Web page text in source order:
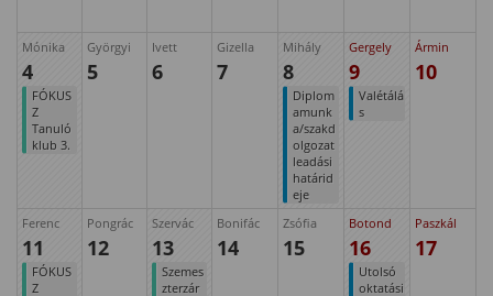
Mónika
4
FÓKUS
Z
Tanuló
klub 3.
Györgyi
5
Ivett
6
Gizella
7
Mihály
8
Diplom
amunk
a/szakd
olgozat
leadási
határid
eje
Gergely
9
Valétálá
s
Ármin
10
Ferenc
11
FÓKUS
Z
Pongrác
12
Szervác
13
Szemes
zterzár
Bonifác
14
Zsófia
15
Botond
16
Utolsó
oktatási
Paszkál
17